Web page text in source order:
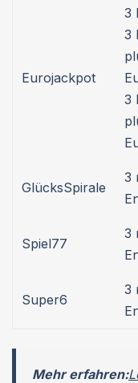
Eurojackpot
3
3
3
GlücksSpirale
3
Spiel77
3
Super6
3
Mehr erfahren: